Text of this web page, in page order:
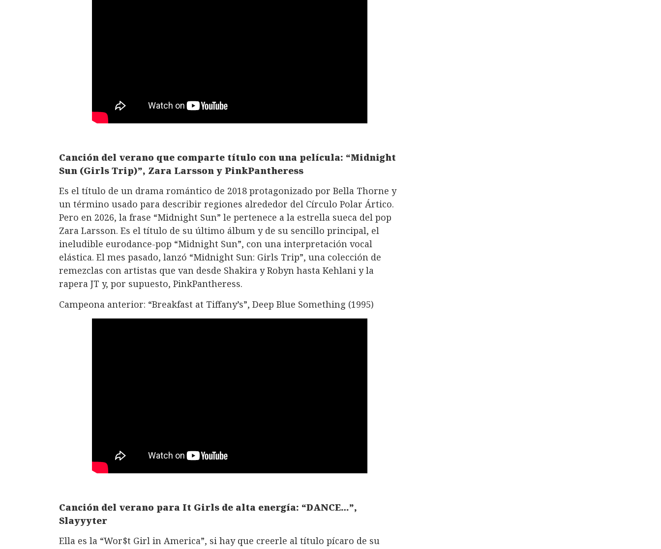
Canción del verano que comparte título con una película: “Midnight
Sun (Girls Trip)”, Zara Larsson y PinkPantheress
Es el título de un drama romántico de 2018 protagonizado por Bella Thorne y
un término usado para describir regiones alrededor del Círculo Polar Ártico.
Pero en 2026, la frase “Midnight Sun” le pertenece a la estrella sueca del pop
Zara Larsson. Es el título de su último álbum y de su sencillo principal, el
ineludible eurodance-pop “Midnight Sun”, con una interpretación vocal
elástica. El mes pasado, lanzó “Midnight Sun: Girls Trip”, una colección de
remezclas con artistas que van desde Shakira y Robyn hasta Kehlani y la
rapera JT y, por supuesto, PinkPantheress.
Campeona anterior: “Breakfast at Tiffany’s”, Deep Blue Something (1995)
Canción del verano para It Girls de alta energía: “DANCE…”,
Slayyyter
Ella es la “Wor$t Girl in America”, si hay que creerle al título pícaro de su